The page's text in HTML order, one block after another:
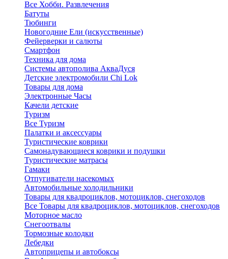
Все Хобби. Развлечения
Батуты
Тюбинги
Новогодние Ели (искусственные)
Фейерверки и салюты
Смартфон
Техника для дома
Системы автополива АкваДуся
Детские электромобили Chi Lok
Товары для дома
Электронные Часы
Качели детские
Туризм
Все Туризм
Палатки и аксессуары
Туристические коврики
Самонадувающиеся коврики и подушки
Туристические матрасы
Гамаки
Отпугиватели насекомых
Автомобильные холодильники
Товары для квадроциклов, мотоциклов, снегоходов
Все Товары для квадроциклов, мотоциклов, снегоходов
Моторное масло
Снегоотвалы
Тормозные колодки
Лебедки
Автоприцепы и автобоксы